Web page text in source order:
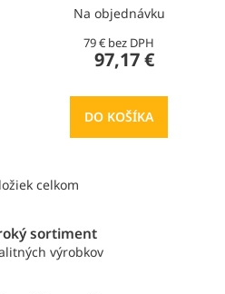
Na objednávku
79 € bez DPH
97,17 €
DO KOŠÍKA
O
l
á
d
celkom
sortiment
výrobkov